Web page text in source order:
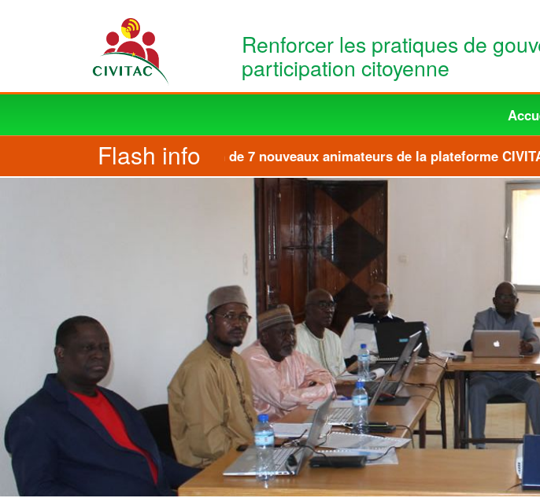
Aller au contenu principal
Renforcer les pratiques de
participation citoyenne
Main
navigation
Flash info
Formation de 7 nouveaux animateurs de la plateforme